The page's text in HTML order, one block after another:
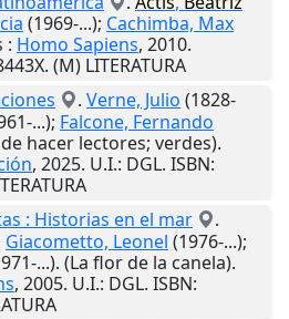
(1969-...); Cachimba, Max
: Homo Sapiens, 2010.
(M) LITERATURA
. Verne, Julio (1828-
...); Falcone, Fernando
hacer lectores; verdes).
, 2025. U.I.: DGL. ISBN:
: Historias en el mar
.
Giacometto, Leonel (1976-...);
...). (La flor de la canela).
, 2005. U.I.: DGL. ISBN: